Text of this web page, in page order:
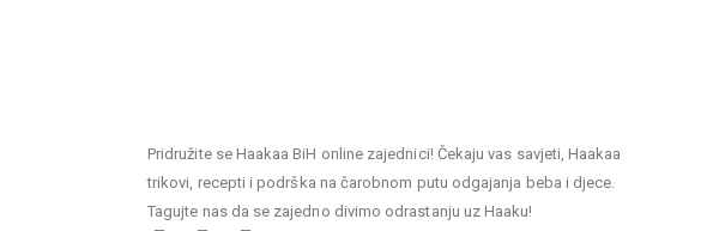
Pridružite se Haakaa BiH online zajednici! Čekaju vas savjeti, Haakaa
trikovi, recepti i podrška na čarobnom putu odgajanja beba i djece.
Tagujte nas da se zajedno divimo odrastanju uz Haaku!